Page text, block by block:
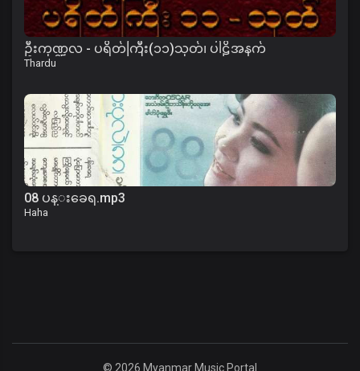
ဦးကုဏ္ဍလ - ပရိတ်ကြီး(၁၁)သုတ်၊ ပါဠိအနက်
Thardu
08 ပန္းခေရ.mp3
Haha
© 2026 Myanmar Music Portal